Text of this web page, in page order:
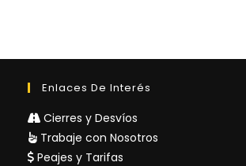
Enlaces De Interés
Cierres y Desvíos
Trabaje con Nosotros
Peajes y Tarifas